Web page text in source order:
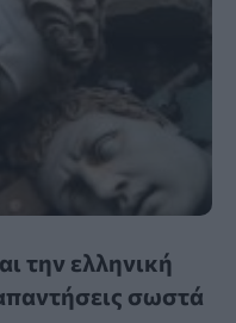
την ελληνική
σωστά